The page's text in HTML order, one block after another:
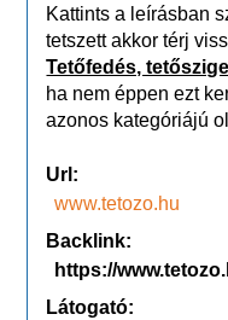
Kattints a leírásban
tetszett akkor térj
Tetőfedés,
ha nem éppen ezt
azonos kategóriájú
Url:
www.tetozo.hu
Backlink:
https://
Látogató: